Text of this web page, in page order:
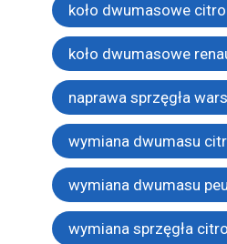
koło dwumasowe
koło dwumasowe
naprawa sprzęgła
wymiana dwumasu
wymiana dwumasu
wymiana sprzęgła